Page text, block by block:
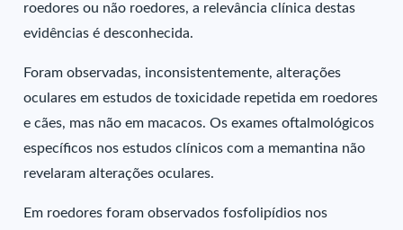
roedores ou não roedores, a relevância clínica destas
evidências é desconhecida.
Foram observadas, inconsistentemente, alterações
oculares em estudos de toxicidade repetida em roedores
e cães, mas não em macacos. Os exames oftalmológicos
específicos nos estudos clínicos com a memantina não
revelaram alterações oculares.
Em roedores foram observados fosfolipídios nos